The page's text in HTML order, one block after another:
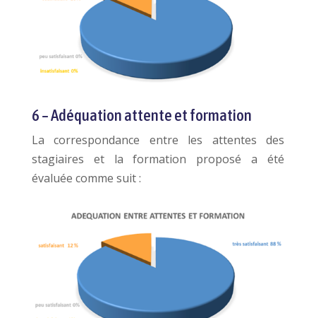
6 – Adéquation attente et formation
La correspondance entre les attentes des
stagiaires et la formation proposé a été
évaluée comme suit :